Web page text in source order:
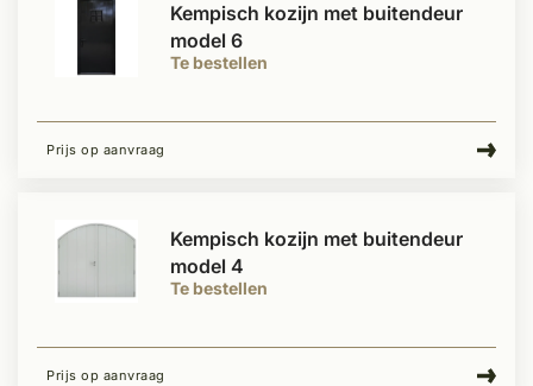
Te bestellen
Kempisch kozijn met buitendeur
model 6
Prijs op aanvraag
Te bestellen
Kempisch kozijn met buitendeur
model 4
Prijs op aanvraag